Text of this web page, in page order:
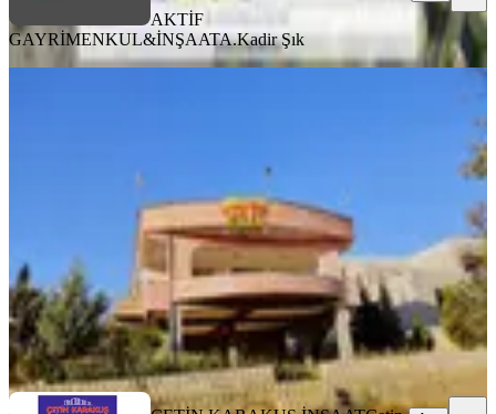
AKTİF
GAYRİMENKUL&İNŞAATA.Kadir Şık
2955 m²
5.076/m²
15.000.000 ₺
ÇETİN KARAKUŞ İNŞAATÇetin Karakuş
Ara